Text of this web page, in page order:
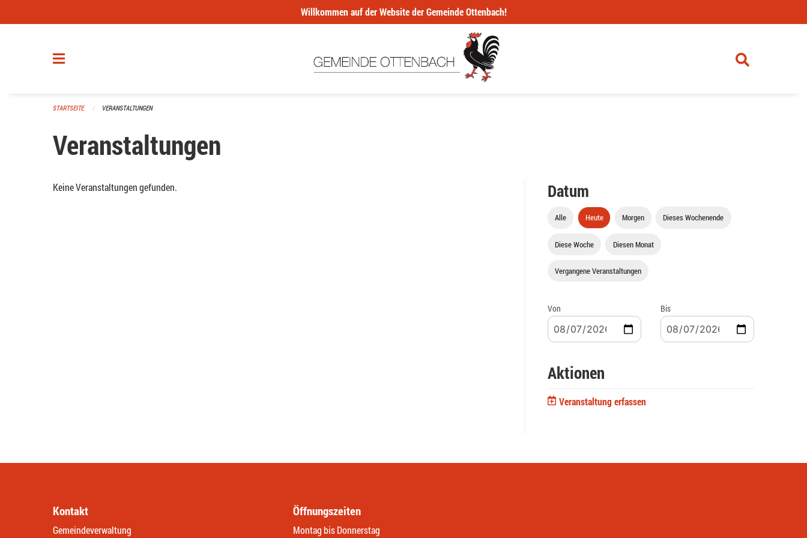
Willkommen auf der Website der Gemeinde Ottenbach!
STARTSEITE VERANSTALTUNGEN
Veranstaltungen
Keine Veranstaltungen gefunden. Datum
Alle Heute Morgen Dieses Wochenende
Diese Woche Diesen Monat
Vergangene Veranstaltungen
Von Bis
Aktionen
Veranstaltung erfassen
Kontakt
Gemeindeverwaltung
Öffnungszeiten
Montag bis Donnerstag